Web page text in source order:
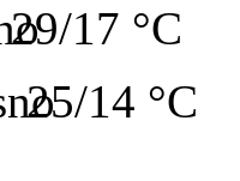
29/17 °C
25/14 °C